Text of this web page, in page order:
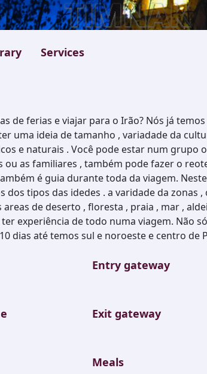
Services
de ferias e viajar para o Irão? Nós já
uma ideia de tamanho , variadade da
e naturais . Você pode estar num grupo
ou as familiares , também pode fazer o
é guia durante toda da viagem.
dos tipos das idedes . a varidade da zonas ,
de deserto , floresta , praia , mar ,
experiência de todo numa viagem. Não
dias até temos sul e noroeste e centro de
Entry gateway
Exit gateway
Meals